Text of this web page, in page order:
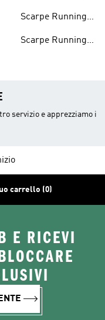
Scarpe Running
Scarpe Running
servizio e apprezziamo i
carrello (0)
E RICEVI